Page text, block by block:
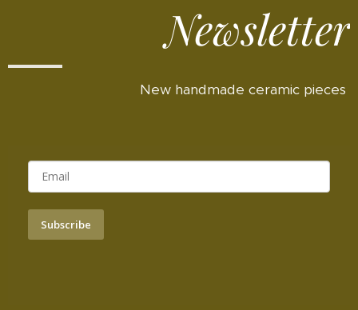
Newsletter
New handmade ceramic pieces
Subscribe